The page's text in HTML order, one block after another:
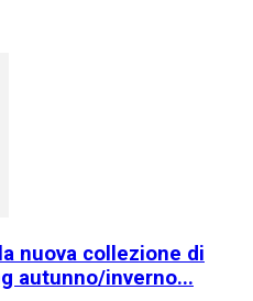
nuova collezione di
autunno/inverno...